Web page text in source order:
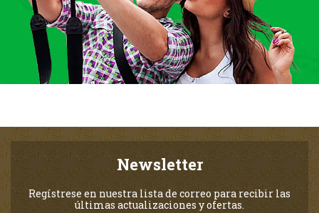
Newsletter
Regístrese en nuestra lista de correo para recibir las
últimas actualizaciones y ofertas.